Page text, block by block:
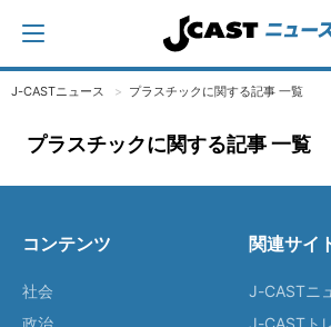
J-CASTニュース プラスチックに関する記事 一覧
プラスチックに関する記事 一覧
コンテンツ
社会
政治
関連サイ
J-CASTニ
J-CASTト